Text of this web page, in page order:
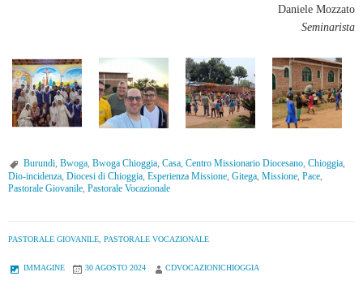
Daniele Mozzato
Seminarista
Burundi, Bwoga, Bwoga Chioggia, Casa, Centro Missionario Diocesano, Chioggia,
Dio-incidenza, Diocesi di Chioggia, Esperienza Missione, Gitega, Missione, Pace,
Pastorale Giovanile, Pastorale Vocazionale
PASTORALE GIOVANILE, PASTORALE VOCAZIONALE
IMMAGINE 30 AGOSTO 2024 CDVOCAZIONICHIOGGIA